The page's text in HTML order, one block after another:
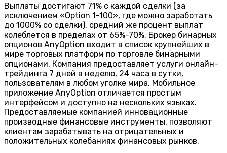
Выплаты достигают 71% с каждой сделки (за
исключением «Option 1-100», где можно заработать
до 1000% со сделки), средний же процент выплат
колеблется в пределах от 65%-70%. Брокер бинарных
опционов AnyOption входит в список крупнейших в
мире торговых платформ по торговле бинарными
опционами. Компания предоставляет услуги онлайн-
трейдинга 7 дней в неделю, 24 часа в сутки,
пользователям в любом уголке мира. Мобильное
приложение AnyOption отличается простым
интерфейсом и доступно на нескольких языках.
Предоставляемые компанией инновационные
производные финансовые инструменты, позволяют
клиентам зарабатывать на отрицательных и
положительных колебаниях финансовых рынков.